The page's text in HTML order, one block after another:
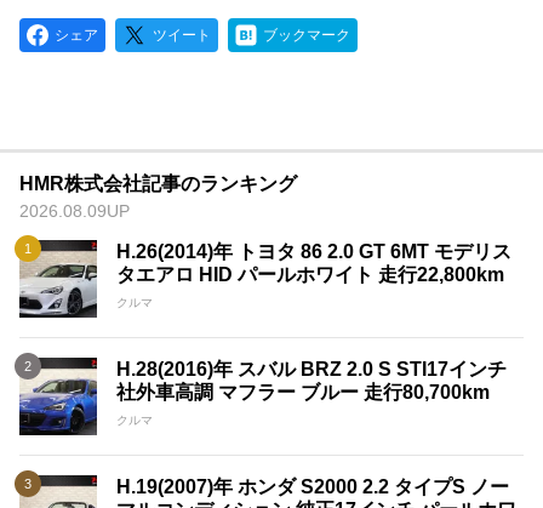
シェア ツイート ブックマーク
HMR株式会社記事のランキング
2026.08.09UP
H.26(2014)年 トヨタ 86 2.0 GT 6MT モデリス
タエアロ HID パールホワイト 走行22,800km
クルマ
H.28(2016)年 スバル BRZ 2.0 S STI17インチ
社外車高調 マフラー ブルー 走行80,700km
クルマ
H.19(2007)年 ホンダ S2000 2.2 タイプS ノー